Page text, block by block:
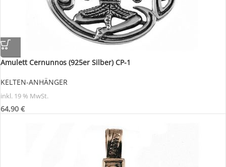
Amulett Cernunnos (925er Silber) CP-1
KELTEN-ANHÄNGER
inkl. 19 % MwSt.
64,90 €